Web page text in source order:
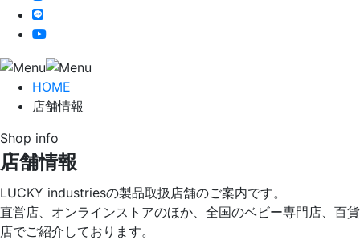
HOME
店舗情報
Shop info
店舗情報
LUCKY industriesの製品取扱店舗のご案内です。
直営店、オンラインストアのほか、全国のベビー専門店、百貨
店でご紹介しております。